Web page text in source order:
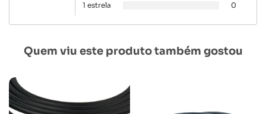
1 estrela
0
Quem viu este produto também gostou